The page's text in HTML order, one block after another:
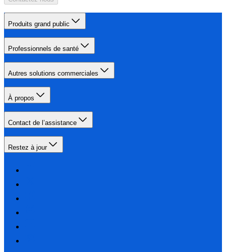
Produits grand public
Professionnels de santé
Autres solutions commerciales
À propos
Contact de l’assistance
Restez à jour